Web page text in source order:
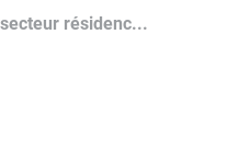
résidenc...